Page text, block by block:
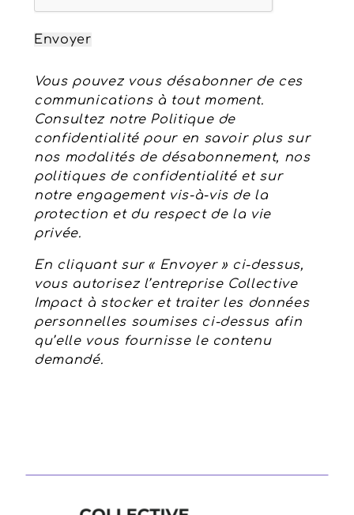
Envoyer
Vous pouvez vous désabonner de ces
communications à tout moment.
Consultez notre Politique de
confidentialité pour en savoir plus sur
nos modalités de désabonnement, nos
politiques de confidentialité et sur
notre engagement vis-à-vis de la
protection et du respect de la vie
privée.
En cliquant sur « Envoyer » ci-dessus,
vous autorisez l’entreprise Collective
Impact à stocker et traiter les données
personnelles soumises ci-dessus afin
qu’elle vous fournisse le contenu
demandé.